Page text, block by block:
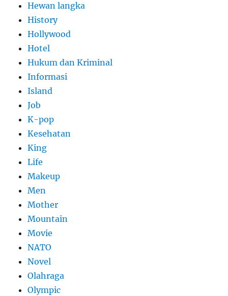
Hewan langka
History
Hollywood
Hotel
Hukum dan Kriminal
Informasi
Island
Job
K-pop
Kesehatan
King
Life
Makeup
Men
Mother
Mountain
Movie
NATO
Novel
Olahraga
Olympic